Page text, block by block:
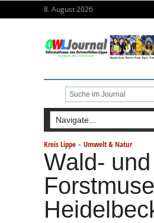
8. August 2026
Kreis Lippe - Umwelt & Natur
Wald- und